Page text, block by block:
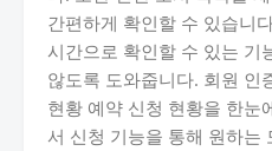
간편하게 확인할 수 있습니
시간으로 확인할 수 있는 기
않도록 도와줍니다. 회원 인
현황 예약 신청 현황을 한눈
서 신청 기능을 통해 원하는